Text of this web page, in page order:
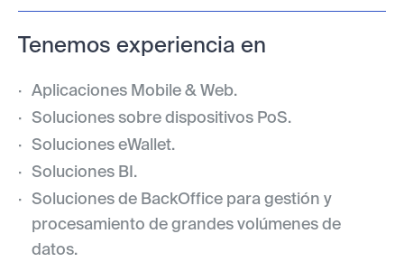
Tenemos experiencia en
Aplicaciones Mobile & Web.
Soluciones sobre dispositivos PoS.
Soluciones eWallet.
Soluciones BI.
Soluciones de BackOffice para gestión y
procesamiento de grandes volúmenes de
datos.